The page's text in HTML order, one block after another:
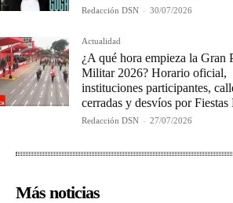
Redacción DSN - 30/07/2026
Actualidad
¿A qué hora empieza la Gran
Militar 2026? Horario oficial,
instituciones participantes,
cerradas y desvíos por Fiestas
Redacción DSN - 27/07/2026
Más noticias